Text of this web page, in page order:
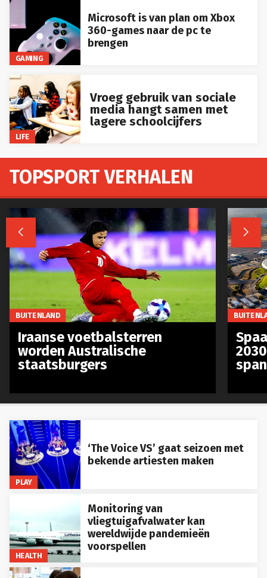
GAMING
Microsoft is van plan om Xbox
360-games naar de pc te
brengen
LIFE
media hangt samen met
lagere schoolcijfers
PLAY
bekende artiesten maken
HEALTH
vliegtuigafvalwater kan
wereldwijde pandemieën
voorspellen
TOPSPORT VERHALEN
BUITENLAND
Iraanse voetbalsterren
worden Australische
staatsburgers